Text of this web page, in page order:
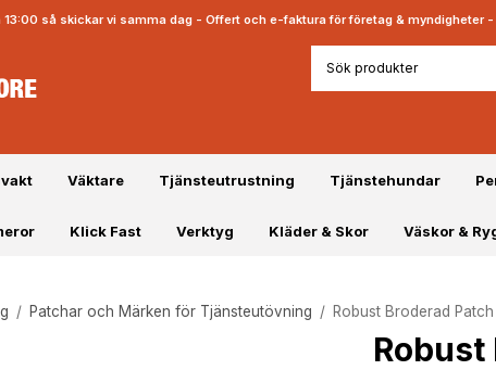
så skickar vi samma dag - Offert och e-faktura för företag & myndigheter
Väktare Tjänsteutrustning Tjänstehundar
Klick Fast Verktyg Kläder & Skor Väskor &
/ Patchar och Märken för Tjänsteutövning / Robust Broderad